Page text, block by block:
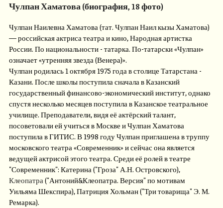
Чулпан Хаматова (биография, 18 фото)
Чулпан Наилевна Хаматова (тат. Чулпан Наил кызы Хаматова)
— российская актриса театра и кино, Народная артистка
России. По национальности - татарка. По-татарски «Чулпан»
означает «утренняя звезда (Венера)».
Чулпан родилась 1 октября 1975 года в столице Татарстана -
Казани. После школы поступила сначала в Казанский
государственный финансово-экономический институт, однако
спустя несколько месяцев поступила в Казанское театральное
училище. Преподаватели, видя её актёрский талант,
посоветовали ей учиться в Москве и Чулпан Хаматова
поступила в ГИТИС. В 1998 году Чулпан приглашена в труппу
московского театра «Современник» и сейчас она является
ведущей актрисой этого театра. Среди её ролей в театре
"Современник": Катерина ("Гроза" А.Н. Островского),
Клеопатра ("Антоний&Клеопатра. Версия" по мотивам
Уильяма Шекспира), Патриция Хольман ("Три товарища" Э. М.
Ремарка).